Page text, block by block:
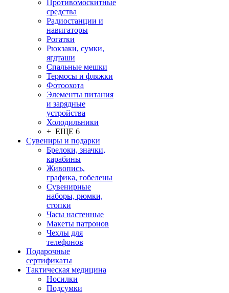
Противомоскитные
средства
Радиостанции и
навигаторы
Рогатки
Рюкзаки, сумки,
ягдташи
Спальные мешки
Термосы и фляжки
Фотоохота
Элементы питания
и зарядные
устройства
Холодильники
+ ЕЩЕ 6
Сувениры и подарки
Брелоки, значки,
карабины
Живопись,
графика, гобелены
Сувенирные
наборы, рюмки,
стопки
Часы настенные
Макеты патронов
Чехлы для
телефонов
Подарочные
сертификаты
Тактическая медицина
Носилки
Подсумки